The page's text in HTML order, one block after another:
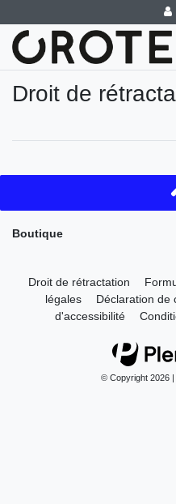
Droit de
Boutique
Droit de rétractation
légales
Déclaration de
d'accessibilité
© Copyright 2026